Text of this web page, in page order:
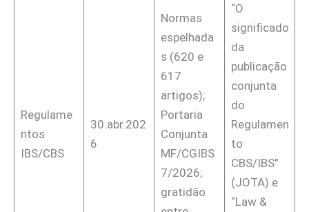
Regulame
ntos
IBS/CBS
30.abr.202
6
Normas
espelhada
s (620 e
617
artigos);
Portaria
Conjunta
MF/CGIBS
7/2026;
gratidão
“O
significado
da
publicação
conjunta
do
Regulamen
to
CBS/IBS”
(JOTA) e
“Law &